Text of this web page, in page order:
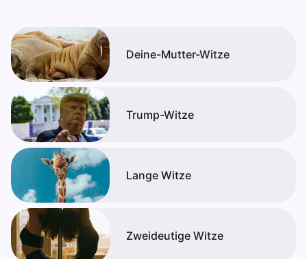
Deine-Mutter-Witze
Trump-Witze
Lange Witze
Zweideutige Witze